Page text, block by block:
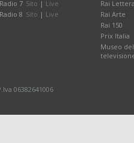
7 Sito | Live
8 Sito | Live
Rai
Rai Arte
Rai 150
Prix Italia
Museo
06382641006